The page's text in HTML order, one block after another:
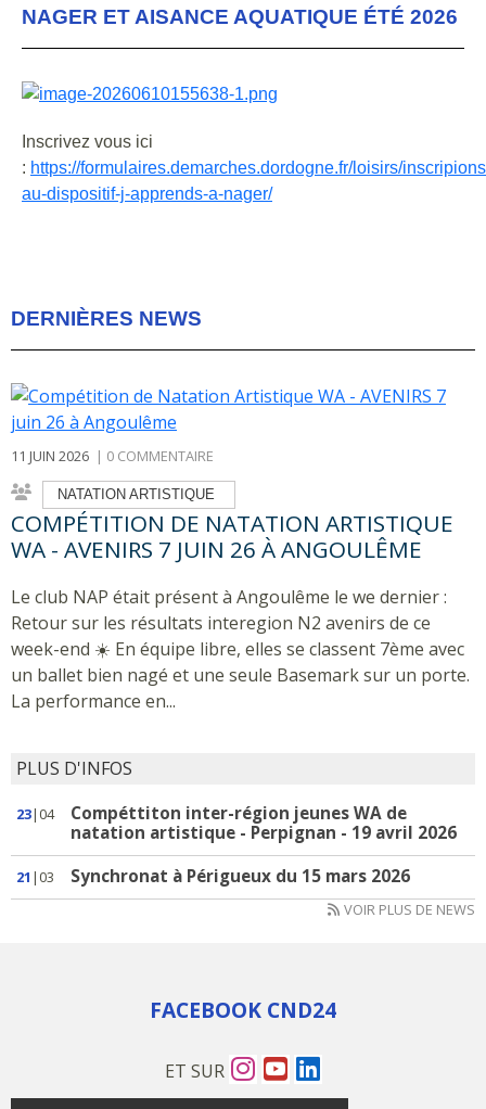
NAGER ET AISANCE AQUATIQUE ÉTÉ 2026
Inscrivez vous ici
: https://formulaires.demarches.dordogne.fr/loisirs/
au-dispositif-j-apprends-a-nager/
DERNIÈRES NEWS
11 JUIN 2026 | 0 COMMENTAIRE
NATATION ARTISTIQUE
COMPÉTITION DE NATATION ARTISTIQUE
WA - AVENIRS 7 JUIN 26 À ANGOULÊME
Le club NAP était présent à Angoulême le we dernier :
Retour sur les résultats interegion N2 avenirs de ce
week-end ☀️ En équipe libre, elles se classent 7ème avec
un ballet bien nagé et une seule Basemark sur un porte.
La performance en...
PLUS D'INFOS
23|04
Compéttiton inter-région jeunes WA de
natation artistique - Perpignan - 19 avril 2026
21 |03 Synchronat à Périgueux du 15 mars 2026
VOIR PLUS DE NEWS
FACEBOOK CND24
ET SUR